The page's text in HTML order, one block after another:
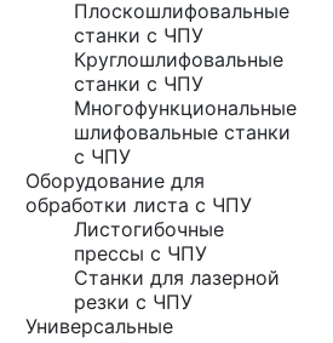
Плоскошлифовальные
станки с ЧПУ
Круглошлифовальные
станки с ЧПУ
Многофункциональные
шлифовальные станки
с ЧПУ
Оборудование для
обработки листа с ЧПУ
Листогибочные
прессы с ЧПУ
Станки для лазерной
резки с ЧПУ
Универсальные